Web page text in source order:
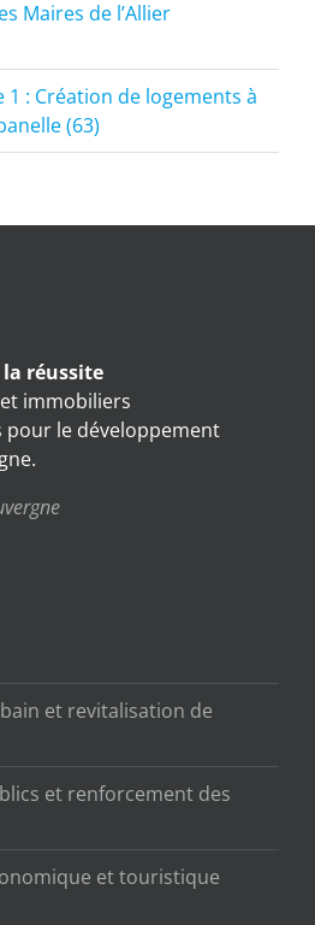
Maires de l’Allier
1 : Création de logements à
(63)
la réussite
immobiliers
pour le développement
et revitalisation de
et renforcement des
et touristique